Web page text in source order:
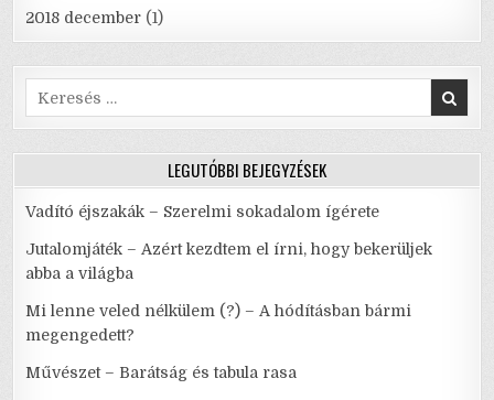
2018 december (1)
Search
for:
LEGUTÓBBI BEJEGYZÉSEK
Vadító éjszakák – Szerelmi sokadalom ígérete
Jutalomjáték – Azért kezdtem el írni, hogy bekerüljek
abba a világba
Mi lenne veled nélkülem (?) – A hódításban bármi
megengedett?
Művészet – Barátság és tabula rasa